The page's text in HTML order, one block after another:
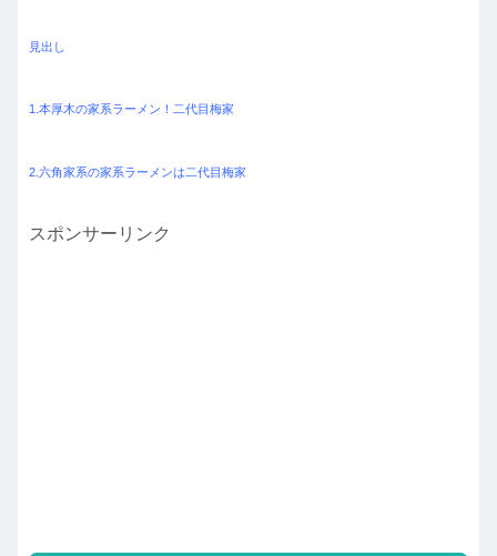
見出し
1.本厚木の家系ラーメン！二代目梅家
2.六角家系の家系ラーメンは二代目梅家
スポンサーリンク